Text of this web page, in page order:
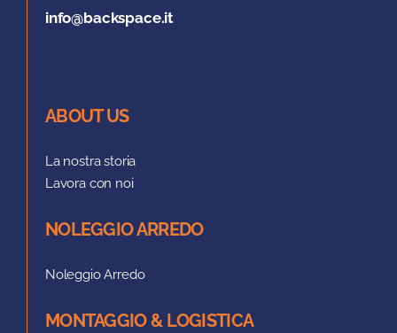
info@backspace.it
ABOUT US
La nostra storia
Lavora con noi
NOLEGGIO ARREDO
Noleggio Arredo
MONTAGGIO & LOGISTICA